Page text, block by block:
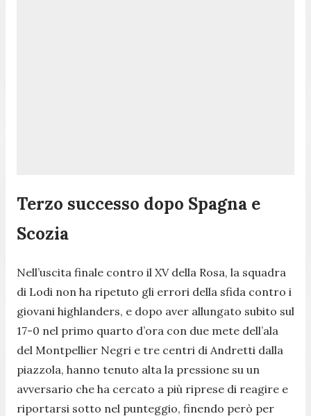
Terzo successo dopo Spagna e
Scozia
Nell’uscita finale contro il XV della Rosa, la squadra
di Lodi non ha ripetuto gli errori della sfida contro i
giovani highlanders, e dopo aver allungato subito sul
17-0 nel primo quarto d’ora con due mete dell’ala
del Montpellier Negri e tre centri di Andretti dalla
piazzola, hanno tenuto alta la pressione su un
avversario che ha cercato a più riprese di reagire e
riportarsi sotto nel punteggio, finendo però per